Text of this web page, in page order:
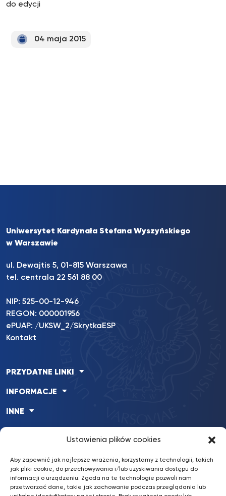
Ustawienia plików cookies
Aby zapewnić jak najlepsze wrażenia, korzystamy z technologii, takich
jak pliki cookie, do przechowywania i/lub uzyskiwania dostępu do
informacji o urządzeniu. Zgoda na te technologie pozwoli nam
przetwarzać dane, takie jak zachowanie podczas przeglądania lub
do edycji
04 maja 2015
Uniwersytet Kardynała Stefana Wyszyńskiego
w Warszawie
ul. Dewajtis 5, 01-815 Warszawa
tel. centrala 22 561 88 00
NIP: 525-00-12-946
REGON: 000001956
ePUAP: /UKSW_2/SkrytkaESP
Kontakt
PRZYDATNE LINKI
INFORMACJE
INNE
BKiP UKSW / © 2022 UKSW. Wszelkie prawa zastrzeżone.
Deklaracja dostępności